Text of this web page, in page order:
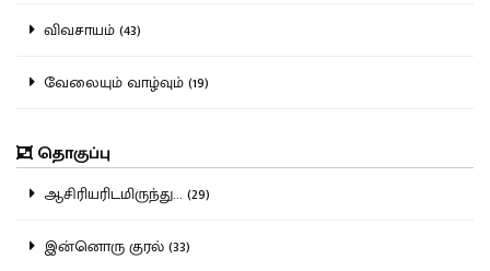
விவசாயம் (43)
வேலையும் வாழ்வும் (19)
தொகுப்பு
ஆசிரியரிடமிருந்து... (29)
இன்னொரு குரல் (33)